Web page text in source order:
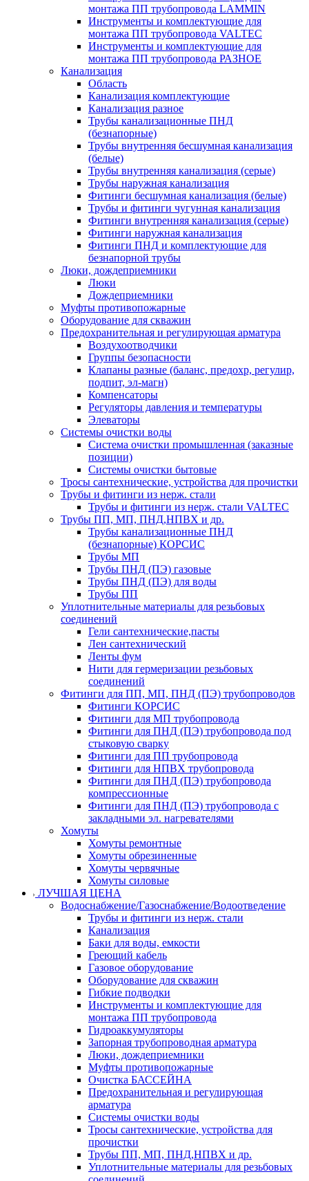
монтажа ПП трубопровода LAMMIN
Инструменты и комплектующие для
монтажа ПП трубопровода VALTEC
Инструменты и комплектующие для
монтажа ПП трубопровода РАЗНОЕ
Канализация
Область
Канализация комплектующие
Канализация разное
Трубы канализационные ПНД
(безнапорные)
Трубы внутренняя бесшумная канализация
(белые)
Трубы внутренняя канализация (серые)
Трубы наружная канализация
Фитинги бесшумная канализация (белые)
Трубы и фитинги чугунная канализация
Фитинги внутренняя канализация (серые)
Фитинги наружная канализация
Фитинги ПНД и комплектующие для
безнапорной трубы
Люки, дождеприемники
Люки
Дождеприемники
Муфты противопожарные
Оборудование для скважин
Предохранительная и регулирующая арматура
Воздухоотводчики
Группы безопасности
Клапаны разные (баланс, предохр, регулир,
подпит, эл-магн)
Компенсаторы
Регуляторы давления и температуры
Элеваторы
Системы очистки воды
Система очистки промышленная (заказные
позиции)
Системы очистки бытовые
Тросы сантехнические, устройства для прочистки
Трубы и фитинги из нерж. стали
Трубы и фитинги из нерж. стали VALTEC
Трубы ПП, МП, ПНД,НПВХ и др.
Трубы канализационные ПНД
(безнапорные) КОРСИС
Трубы МП
Трубы ПНД (ПЭ) газовые
Трубы ПНД (ПЭ) для воды
Трубы ПП
Уплотнительные материалы для резьбовых
соединений
Гели сантехнические,пасты
Лен сантехнический
Ленты фум
Нити для гермеризации резьбовых
соединений
Фитинги для ПП, МП, ПНД (ПЭ) трубопроводов
Фитинги КОРСИС
Фитинги для МП трубопровода
Фитинги для ПНД (ПЭ) трубопровода под
стыковую сварку
Фитинги для ПП трубопровода
Фитинги для НПВХ трубопровода
Фитинги для ПНД (ПЭ) трубопровода
компрессионные
Фитинги для ПНД (ПЭ) трубопровода с
закладными эл. нагревателями
Хомуты
Хомуты ремонтные
Хомуты обрезиненные
Хомуты червячные
Хомуты силовые
ЛУЧШАЯ ЦЕНА
Водоснабжение/Газоснабжение/Водоотведение
Трубы и фитинги из нерж. стали
Канализация
Баки для воды, емкости
Греющий кабель
Газовое оборудование
Оборудование для скважин
Гибкие подводки
Инструменты и комплектующие для
монтажа ПП трубопровода
Гидроаккумуляторы
Запорная трубопроводная арматура
Люки, дождеприемники
Муфты противопожарные
Очистка БАССЕЙНА
Предохранительная и регулирующая
арматура
Системы очистки воды
Тросы сантехнические, устройства для
прочистки
Трубы ПП, МП, ПНД,НПВХ и др.
Уплотнительные материалы для резьбовых